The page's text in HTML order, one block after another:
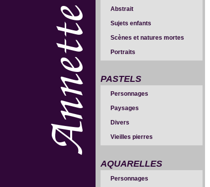
Abstrait
Sujets enfants
Scènes et natures mortes
Portraits
PASTELS
Personnages
Paysages
Divers
Vieilles pierres
AQUARELLES
Personnages